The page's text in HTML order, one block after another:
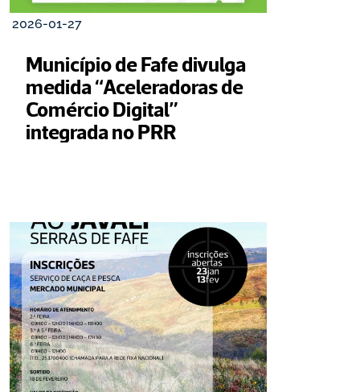
2026-01-27
Município de Fafe divulga
medida “Aceleradoras de
Comércio Digital”
integrada no PRR